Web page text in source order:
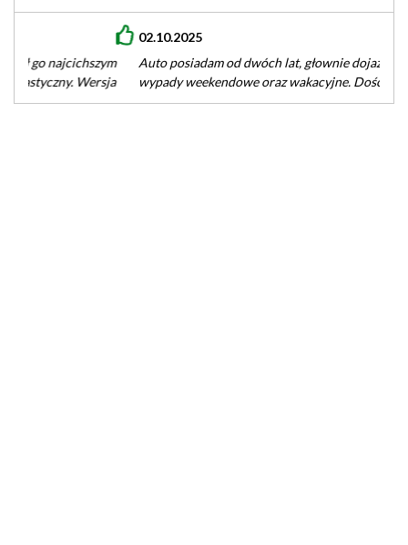
Auto posiadam od dwóch lat, głownie dojazdy do pracy i
wypady weekendowe oraz wakacyjne. Dość twarde
zawieszenie ale szczerze polecam.